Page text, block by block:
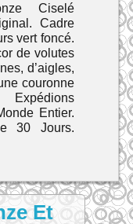
Ciselé
Cadre
vert foncé.
de volutes
d’aigles,
couronne
Entier.
30 Jours.
Et